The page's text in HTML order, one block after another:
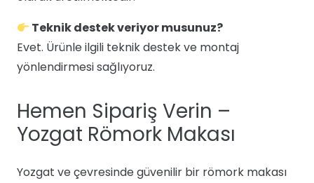
Teknik destek veriyor musunuz?
Evet. Ürünle ilgili teknik destek ve montaj
yönlendirmesi sağlıyoruz.
Hemen Sipariş Verin –
Yozgat Römork Makası
Yozgat ve çevresinde güvenilir bir römork makası